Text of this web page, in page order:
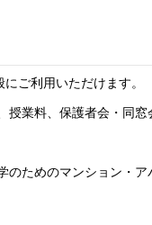
ご利用いただけます。
業料、保護者会・同窓
のためのマンション・ア